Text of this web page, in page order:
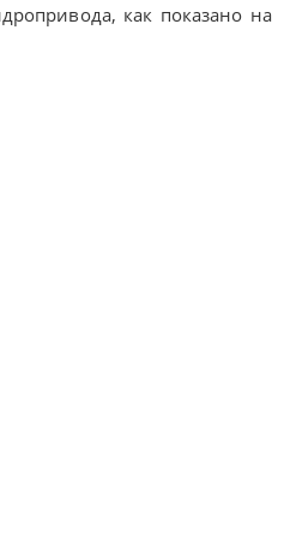
как показано на